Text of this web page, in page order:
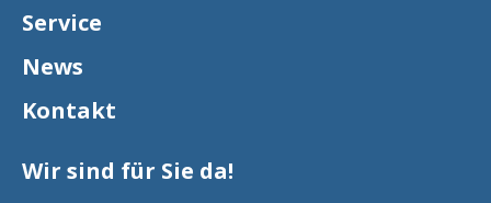
Service
News
Kontakt
Wir sind für Sie da!